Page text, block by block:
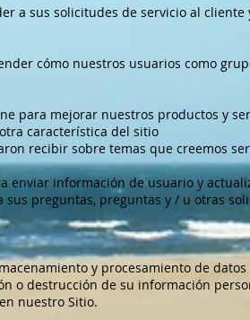
a sus solicitudes de servicio al
cómo nuestros usuarios como
para mejorar nuestros productos y
característica del sitio
recibir sobre temas que creemos
enviar información de usuario y
sus preguntas, preguntas y / u otras
y procesamiento de
o destrucción de su información
nuestro Sitio.